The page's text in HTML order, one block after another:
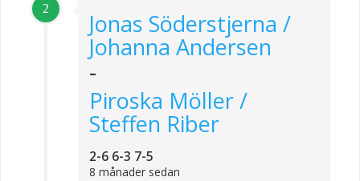
2
Jonas Söderstjerna /
Johanna Andersen
-
Piroska Möller /
Steffen Riber
2-6 6-3 7-5
8 månader sedan